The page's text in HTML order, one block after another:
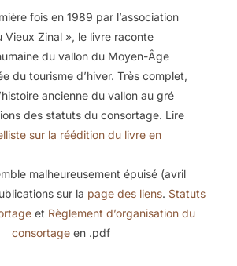
fois en 1989 par l’association
Vieux Zinal », le livre raconte
du vallon du Moyen-Âge
du tourisme d’hiver. Très complet,
ancienne du vallon au gré
des statuts du consortage. Lire
sur la réédition du livre en
malheureusement épuisé (avril
sur la page des liens. Statuts
et Règlement d’organisation du
consortageen .pdf